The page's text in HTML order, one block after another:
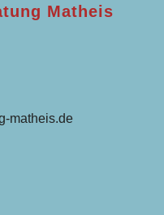
Matheis
matheis.de